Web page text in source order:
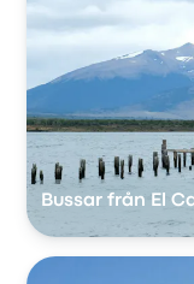
Bussar från El